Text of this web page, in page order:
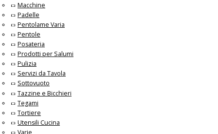
Macchine
Padelle
Pentolame Varia
Pentole
Posateria
Prodotti per Salumi
Pulizia
Servizi da Tavola
Sottovuoto
Tazzine e Bicchieri
Tegami
Tortiere
Utensili Cucina
Varie